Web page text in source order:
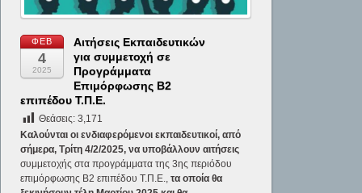
ΦΕΒ
4
2025
Αιτήσεις Εκπαιδευτικών
για συμμετοχή σε
Προγράμματα
Επιμόρφωσης Β2
επιπέδου Τ.Π.Ε.
Θεάσεις: 3,171
Καλούνται οι ενδιαφερόμενοι εκπαιδευτικοί, από
σήμερα, Τρίτη 4/2/2025, να υποβάλλουν αιτήσεις
συμμετοχής στα προγράμματα της 3ης περιόδου
επιμόρφωσης Β2 επιπέδου Τ.Π.Ε.,τα οποία θα